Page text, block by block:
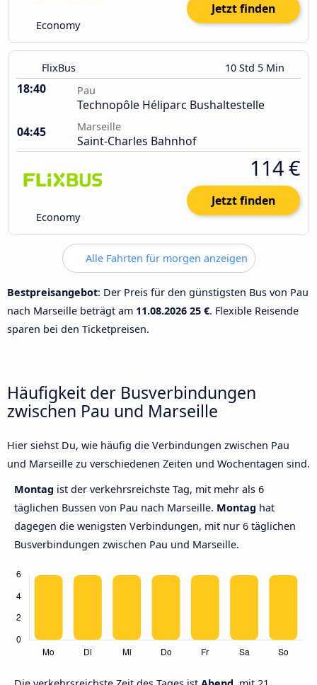
Economy
Jetzt finden
FlixBus 10 Std 5 Min
18:40 Pau
Technopôle Héliparc Bushaltestelle
04:45
Marseille
Saint-Charles Bahnhof
Economy
114 €
Jetzt finden
Alle Fahrten für morgen anzeigen
Bestpreisangebot: Der Preis für den günstigsten Bus von Pau
nach Marseille beträgt am 11.08.2026 25 €. Flexible Reisende
sparen bei den Ticketpreisen.
Häufigkeit der Busverbindungen
zwischen Pau und Marseille
Hier siehst Du, wie häufig die Verbindungen zwischen Pau
und Marseille zu verschiedenen Zeiten und Wochentagen sind.
Montag ist der verkehrsreichste Tag, mit mehr als 6
täglichen Bussen von Pau nach Marseille. Montag hat
dagegen die wenigsten Verbindungen, mit nur 6 täglichen
Busverbindungen zwischen Pau und Marseille.